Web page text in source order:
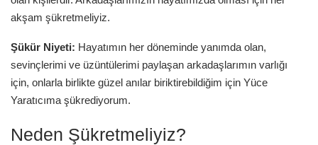
akşam şükretmeliyiz.
Şükür Niyeti: Hayatımın her döneminde yanımda olan,
sevinçlerimi ve üzüntülerimi paylaşan arkadaşlarımın varlığı
için, onlarla birlikte güzel anılar biriktirebildiğim için Yüce
Yaratıcıma şükrediyorum.
Neden Şükretmeliyiz?